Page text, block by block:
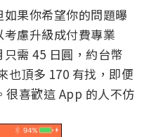
果你希望你的問題曝
慮升級成付費專業
需 45 日圓，約台幣
也頂多 170 有找，即便
很喜歡這 App 的人不仿